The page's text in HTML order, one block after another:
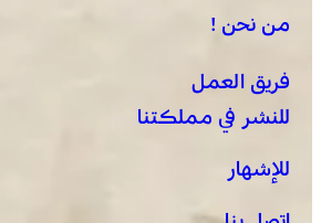
من نحن !
فريق العمل
للنشر في مملكتنا
للإشهار